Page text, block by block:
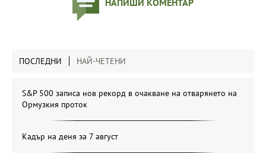
ПОСЛЕДНИ НАЙ-ЧЕТЕНИ
S&P 500 записа нов рекорд в очакване на отварянето на
Ормузкия проток
Кадър на деня за 7 август